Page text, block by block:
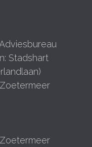
Stadshart
Zoetermeer
Zoetermeer